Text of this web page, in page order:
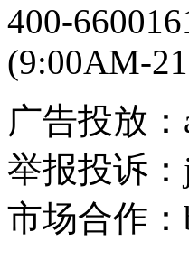
400-
(9:00AM-
广告投放
举报投诉
市场合作